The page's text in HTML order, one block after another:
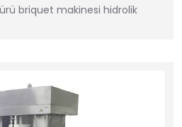
briquet makinesi hidrolik